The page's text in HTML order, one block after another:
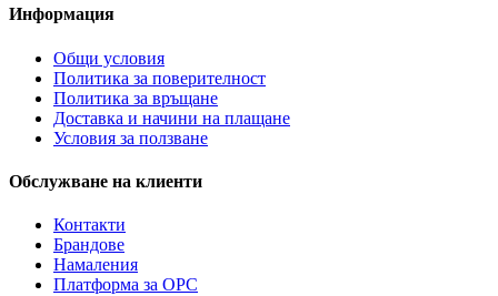
Информация
Общи условия
Политика за поверителност
Политика за връщане
Доставка и начини на плащане
Условия за ползване
Обслужване на клиенти
Контакти
Брандове
Намаления
Платформа за ОРС